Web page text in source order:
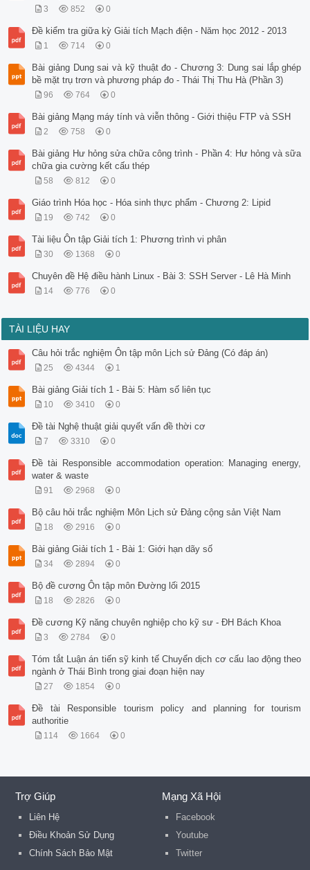
3 852 0
Đề kiểm tra giữa kỳ Giải tích Mạch điện - Năm học 2012 - 2013
1 714 0
Bài giảng Dung sai và kỹ thuật đo - Chương 3: Dung sai lắp ghép
bề mặt trụ trơn và phương pháp đo - Thái Thị Thu Hà (Phần 3)
96 764 0
Bài giảng Mạng máy tính và viễn thông - Giới thiệu FTP và SSH
2 758 0
Bài giảng Hư hỏng sửa chữa công trình - Phần 4: Hư hỏng và sữa
chữa gia cường kết cấu thép
58 812 0
Giáo trình Hóa học - Hóa sinh thực phẩm - Chương 2: Lipid
19 742 0
Tài liệu Ôn tập Giải tích 1: Phương trình vi phân
30 1368 0
Chuyên đề Hệ điều hành Linux - Bài 3: SSH Server - Lê Hà Minh
14 776 0
TÀI LIỆU HAY
Câu hỏi trắc nghiệm Ôn tập môn Lịch sử Đảng (Có đáp án)
25 4344 1
Bài giảng Giải tích 1 - Bài 5: Hàm số liên tục
10 3410 0
Đề tài Nghệ thuật giải quyết vấn đề thời cơ
7 3310 0
Đề tài Responsible accommodation operation: Managing energy,
water & waste
91 2968 0
Bộ câu hỏi trắc nghiệm Môn Lịch sử Đảng cộng sản Việt Nam
18 2916 0
Bài giảng Giải tích 1 - Bài 1: Giới hạn dãy số
34 2894 0
Bộ đề cương Ôn tập môn Đường lối 2015
18 2826 0
Đề cương Kỹ năng chuyên nghiệp cho kỹ sư - ĐH Bách Khoa
3 2784 0
Tóm tắt Luận án tiến sỹ kinh tế Chuyển dịch cơ cấu lao động theo
ngành ở Thái Bình trong giai đoạn hiện nay
27 1854 0
Đề tài Responsible tourism policy and planning for tourism
authoritie
114 1664 0
Trợ Giúp
Liên Hệ
Điều Khoản Sử Dụng
Chính Sách Bảo Mật
Mạng Xã Hội
Facebook
Youtube
Twitter